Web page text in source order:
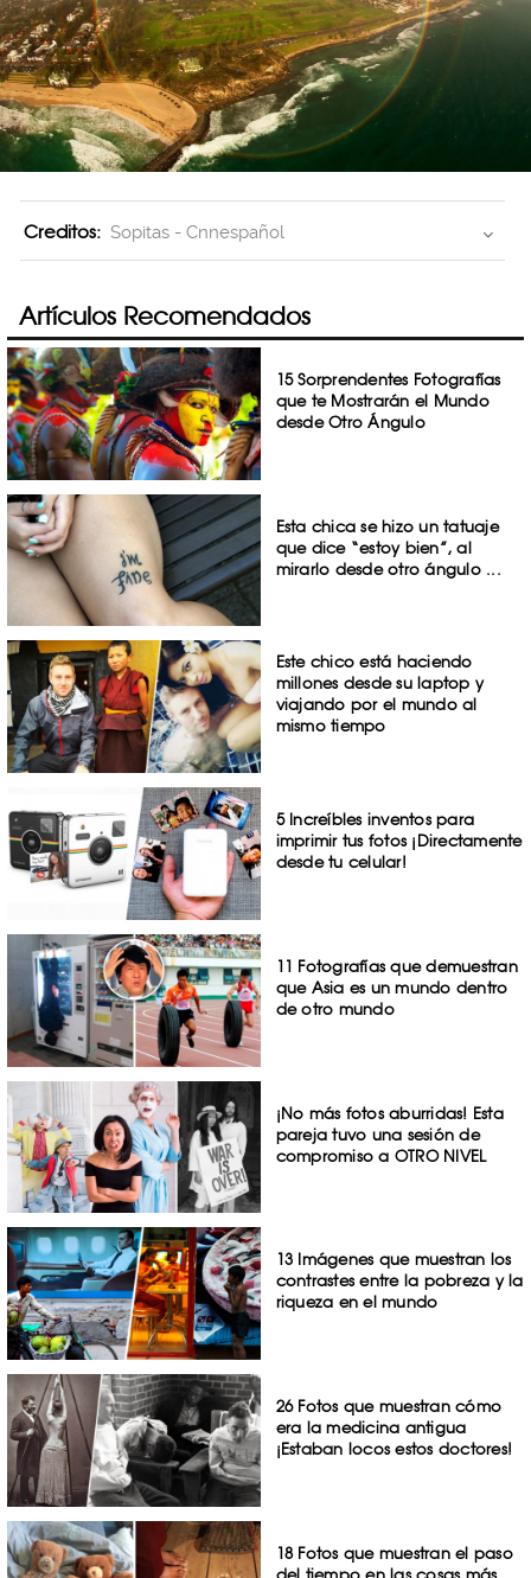
Creditos: Sopitas - Cnnespañol
Artículos Recomendados
15 Sorprendentes Fotografías
que te Mostrarán el Mundo
desde Otro Ángulo
Esta chica se hizo un tatuaje
que dice “estoy bien”, al
mirarlo desde otro ángulo ...
Este chico está haciendo
millones desde su laptop y
viajando por el mundo al
mismo tiempo
5 Increíbles inventos para
imprimir tus fotos ¡Directamente
desde tu celular!
11 Fotografías que demuestran
que Asia es un mundo dentro
de otro mundo
¡No más fotos aburridas! Esta
pareja tuvo una sesión de
compromiso a OTRO NIVEL
13 Imágenes que muestran los
contrastes entre la pobreza y la
riqueza en el mundo
26 Fotos que muestran cómo
era la medicina antigua
¡Estaban locos estos doctores!
18 Fotos que muestran el paso